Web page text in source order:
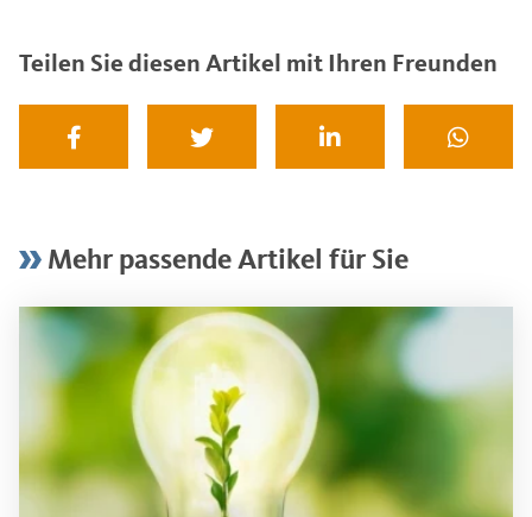
Teilen Sie diesen Artikel mit Ihren Freunden
Mehr passende Artikel für Sie